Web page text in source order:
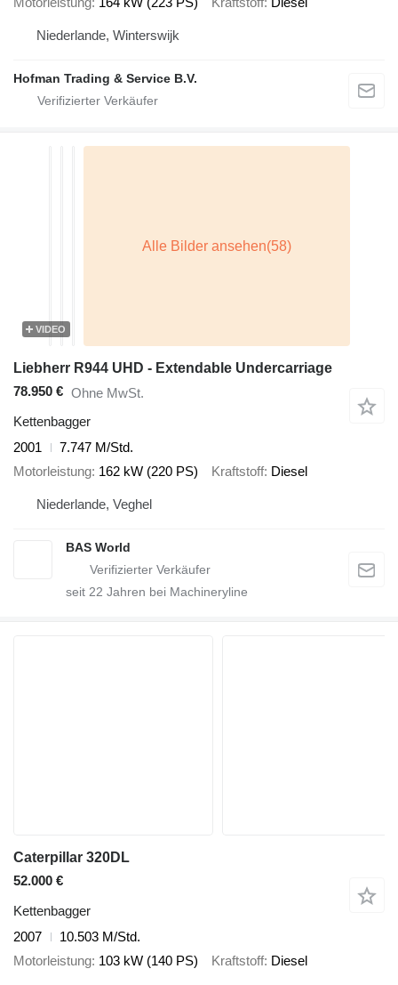
Niederlande, Winterswijk
Hofman Trading & Service B.V.
VIDEO
Liebherr R944 UHD - Extendable Undercarriage
78.950 € Ohne MwSt.
Kettenbagger
2001
7.747 M/Std.
Motorleistung 162 kW (220 PS) Kraftstoff Diesel
Niederlande, Veghel
BAS World
seit 22 Jahren bei Machineryline
Caterpillar 320DL
52.000 €
Kettenbagger
2007
10.503 M/Std.
Motorleistung 103 kW (140 PS) Kraftstoff Diesel